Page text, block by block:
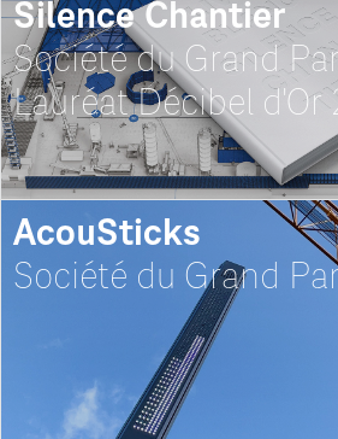
Silence Chantier
Société du Grand
Lauréat Décibel d'Or
AcouSticks
Société du Grand